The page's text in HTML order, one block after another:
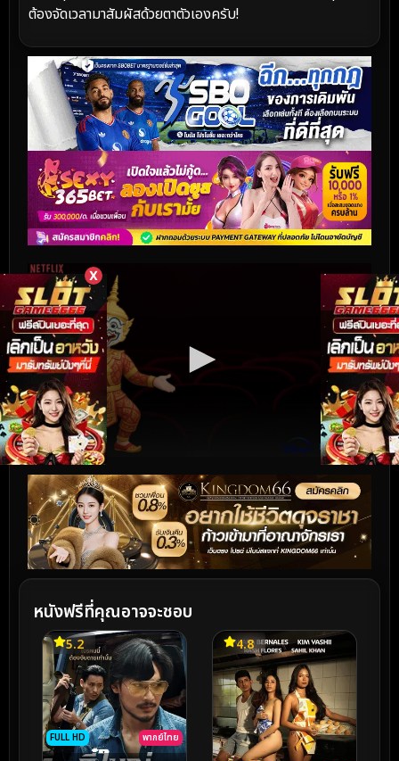
X
ต้องจัดเวลามาสัมผัสด้วยตาตัวเองครับ!
หนังฟรีที่คุณอาจจะชอบ
FULL HD พากย์ไทย
5.2 4.8